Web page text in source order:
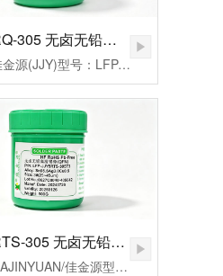
LFP-5RQ-305 无卤无铅高温锡膏
品牌：佳金源(JJY)型号：LFP-JJY5RQ-305T3合金成分：Sn96.5Ag3.0Cu0.5颗粒度：3#(25-45um）粘度：190±20Pa.S活性：高活性熔点：217℃峰值温度：235-255（℃）规格：500克/瓶
LFP-5RTS-305 无卤无铅高温锡膏
品牌：JIAJINYUAN/佳金源型号：LFP-JJY5RTS-305T3合金成分：Sn96.5Ag3.0Cu0.5颗粒度：3#(25-45um）粘度：185±20Pa.S活性：较高活性熔点：217℃峰值温度：235-255℃规格：500克/瓶